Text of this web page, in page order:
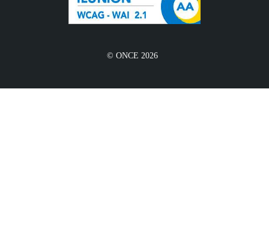
© ONCE 2026